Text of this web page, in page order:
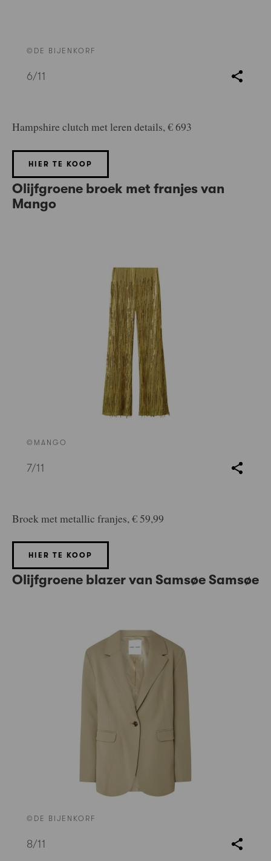
©DE BIJENKORF
6/11
Hampshire clutch met leren details, € 693
HIER TE KOOP
Olijfgroene broek met franjes van
Mango
©MANGO
7/11
Broek met metallic franjes, € 59,99
HIER TE KOOP
Olijfgroene blazer van Samsøe Samsøe
©DE BIJENKORF
8/11